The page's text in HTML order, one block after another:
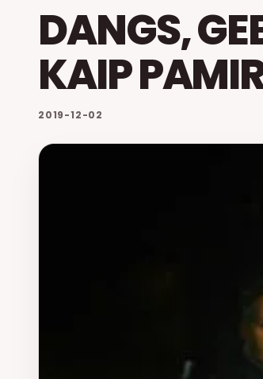
DANGS,
KAIP
2019-12-02